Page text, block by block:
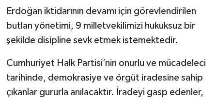
Erdoğan iktidarının devamı için görevlendirilen
butlan yönetimi, 9 milletvekilimizi hukuksuz bir
şekilde disipline sevk etmek istemektedir.
Cumhuriyet Halk Partisi’nin onurlu ve mücadeleci
tarihinde, demokrasiye ve örgüt iradesine sahip
çıkanlar gururla anılacaktır. İradeyi gasp edenler,